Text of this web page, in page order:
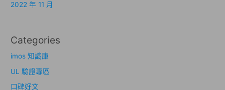
2022 年 11 月
Categories
imos 知識庫
UL 驗證專區
口碑好文